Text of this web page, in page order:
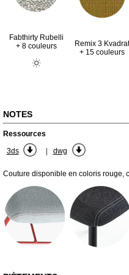
Fabthirty Rubelli
+ 8 couleurs
Remix 3 Kvadrat
+ 15 couleurs
NOTES
Ressources
3ds
| dwg
Couture disponible en coloris rouge,